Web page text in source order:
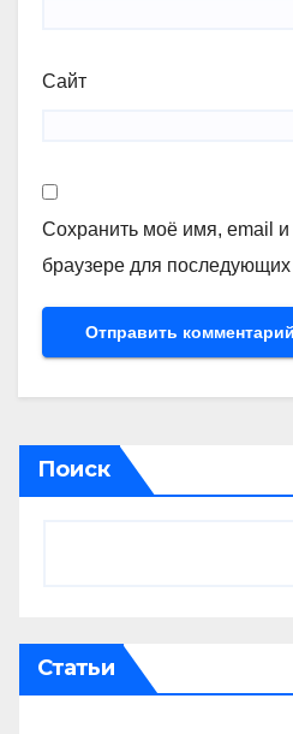
Сайт
Сохранить моё имя, email и
браузере для
Поиск
Статьи